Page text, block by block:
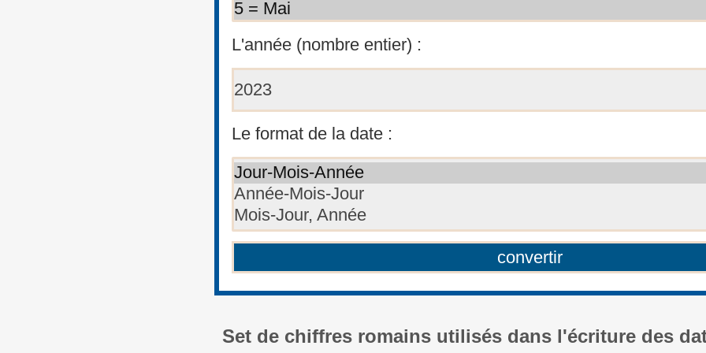
L'année (nombre entier) :
Le format de la date :
Set de chiffres romains utilisés dans l'écriture des